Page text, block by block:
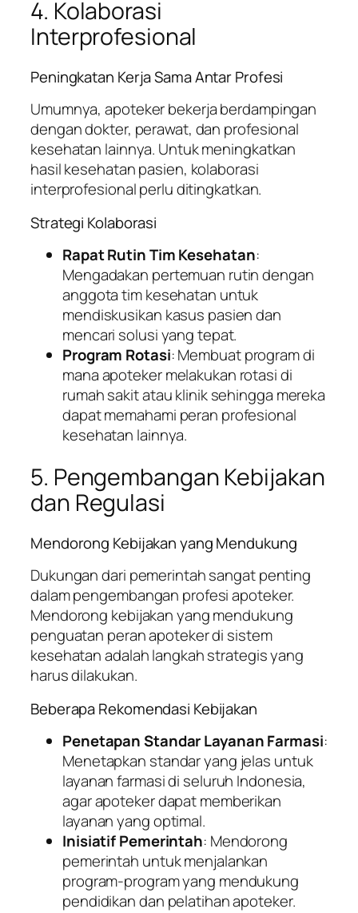
4. Kolaborasi
Interprofesional
Peningkatan Kerja Sama Antar Profesi
Umumnya, apoteker bekerja berdampingan
dengan dokter, perawat, dan profesional
kesehatan lainnya. Untuk meningkatkan
hasil kesehatan pasien, kolaborasi
interprofesional perlu ditingkatkan.
Strategi Kolaborasi
Rapat Rutin Tim Kesehatan:
Mengadakan pertemuan rutin dengan
anggota tim kesehatan untuk
mendiskusikan kasus pasien dan
mencari solusi yang tepat.
Program Rotasi: Membuat program di
mana apoteker melakukan rotasi di
rumah sakit atau klinik sehingga mereka
dapat memahami peran profesional
kesehatan lainnya.
5. Pengembangan Kebijakan
dan Regulasi
Mendorong Kebijakan yang Mendukung
Dukungan dari pemerintah sangat penting
dalam pengembangan profesi apoteker.
Mendorong kebijakan yang mendukung
penguatan peran apoteker di sistem
kesehatan adalah langkah strategis yang
harus dilakukan.
Beberapa Rekomendasi Kebijakan
Penetapan Standar Layanan Farmasi:
Menetapkan standar yang jelas untuk
layanan farmasi di seluruh Indonesia,
agar apoteker dapat memberikan
layanan yang optimal.
Inisiatif Pemerintah: Mendorong
pemerintah untuk menjalankan
program-program yang mendukung
pendidikan dan pelatihan apoteker.